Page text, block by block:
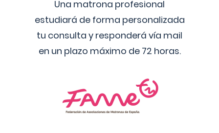
Una matrona profesional
estudiará de forma personalizada
tu consulta y responderá vía mail
en un plazo máximo de 72 horas.